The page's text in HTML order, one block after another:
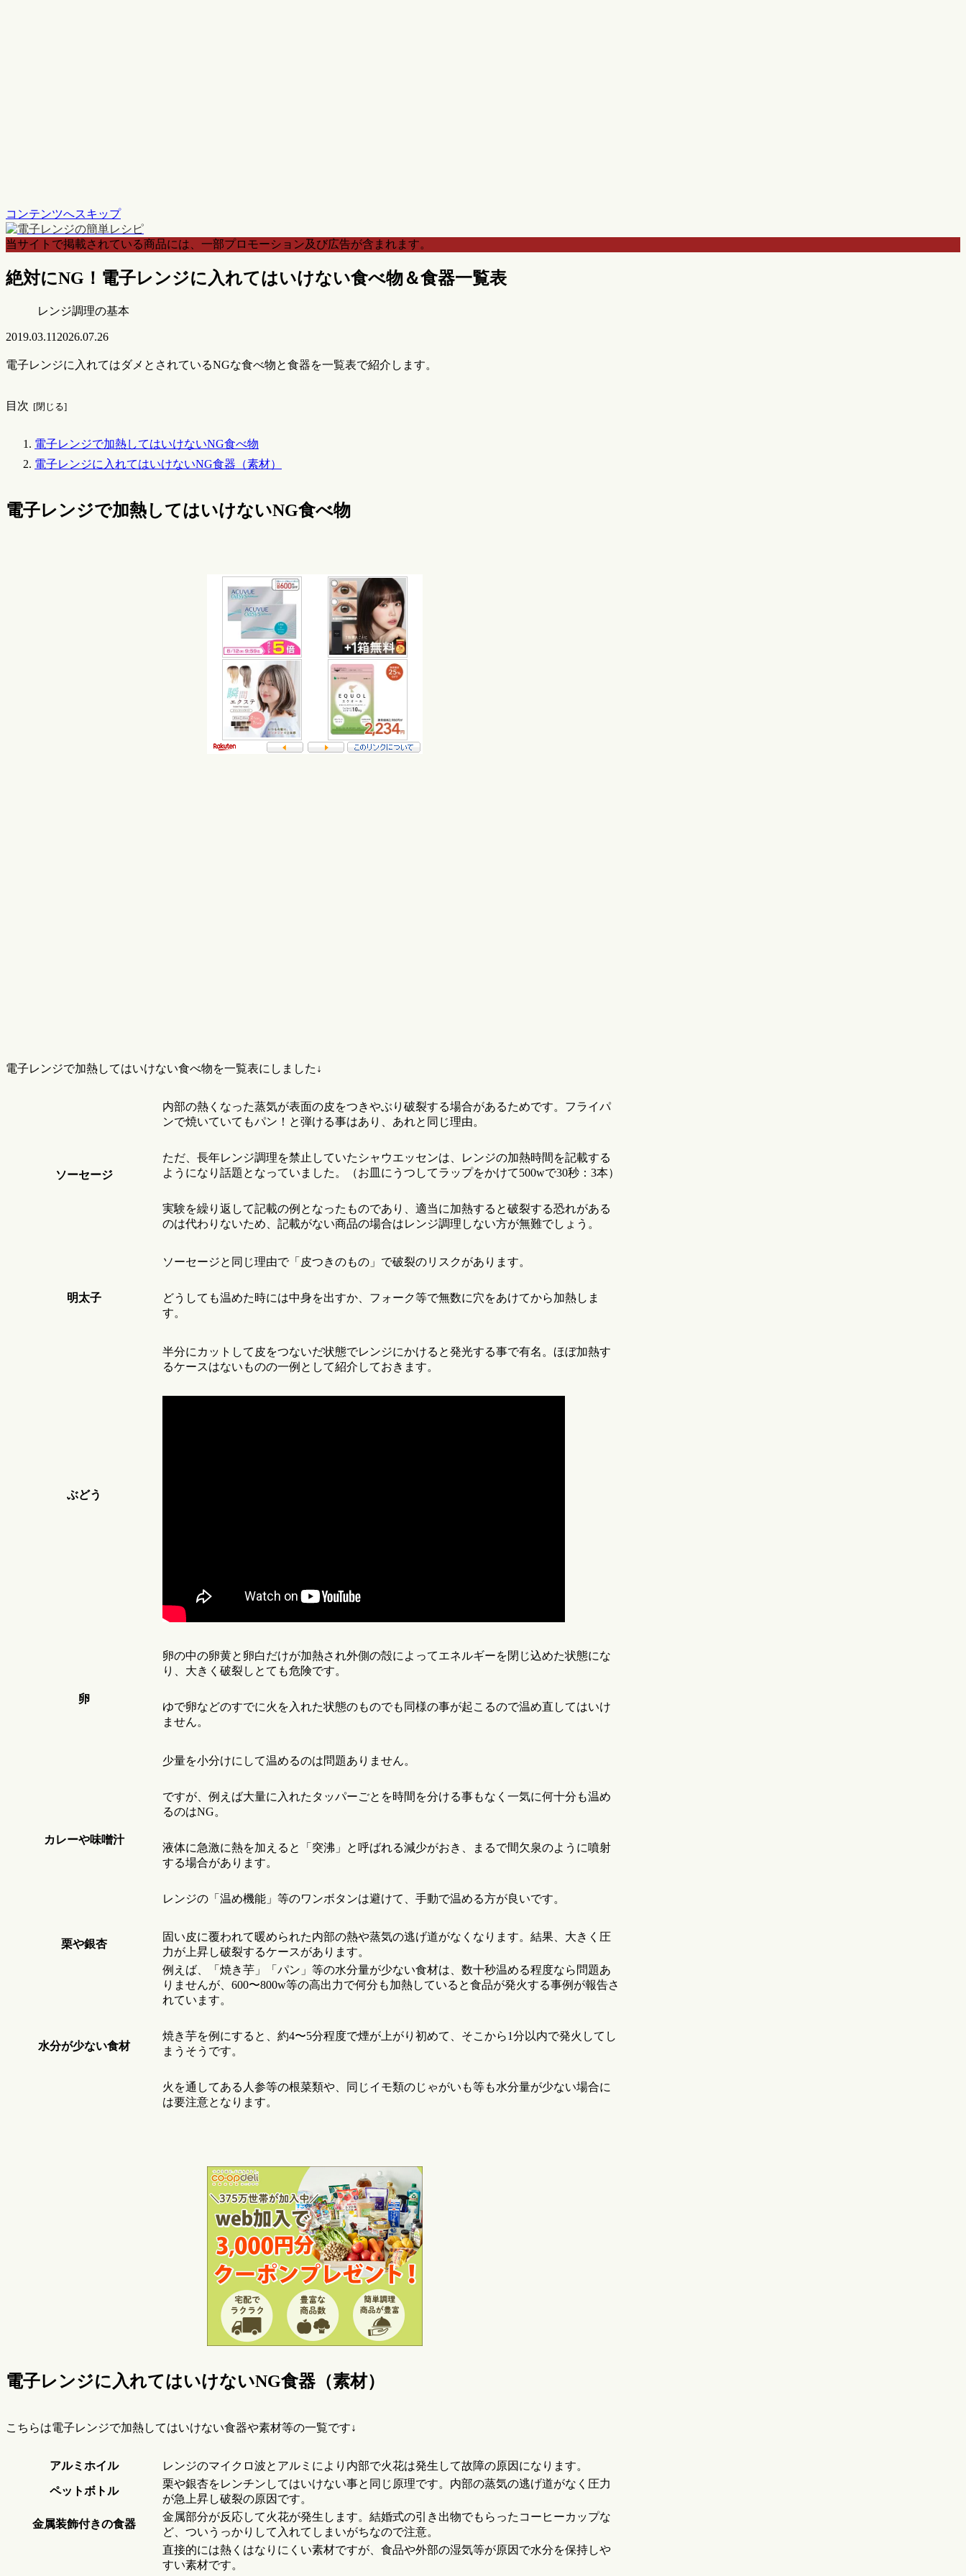
コンテンツへスキップ
当サイトで掲載されている商品には、一部プロモーション及び広告が含まれます。
絶対にNG！電子レンジに入れてはいけない食べ物＆食器一覧表
レンジ調理の基本
2019.03.11 2026.07.26
電子レンジに入れてはダメとされているNGな食べ物と食器を一覧表で紹介します。
目次
電子レンジで加熱してはいけないNG食べ物
電子レンジに入れてはいけないNG食器（素材）
電子レンジで加熱してはいけないNG食べ物
電子レンジで加熱してはいけない食べ物を一覧表にしました↓
ソーセージ
内部の熱くなった蒸気が表面の皮をつきやぶり破裂する場合があるためです。フライパ
ンで焼いていてもパン！と弾ける事はあり、あれと同じ理由。
ただ、長年レンジ調理を禁止していたシャウエッセンは、レンジの加熱時間を記載する
ようになり話題となっていました。（お皿にうつしてラップをかけて500wで30秒：3本）
実験を繰り返して記載の例となったものであり、適当に加熱すると破裂する恐れがある
のは代わりないため、記載がない商品の場合はレンジ調理しない方が無難でしょう。
明太子
ソーセージと同じ理由で「皮つきのもの」で破裂のリスクがあります。
どうしても温めた時には中身を出すか、フォーク等で無数に穴をあけてから加熱しま
す。
ぶどう
半分にカットして皮をつないだ状態でレンジにかけると発光する事で有名。ほぼ加熱す
るケースはないものの一例として紹介しておきます。
卵
卵の中の卵黄と卵白だけが加熱され外側の殻によってエネルギーを閉じ込めた状態にな
り、大きく破裂しとても危険です。
ゆで卵などのすでに火を入れた状態のものでも同様の事が起こるので温め直してはいけ
ません。
カレーや味噌汁
少量を小分けにして温めるのは問題ありません。
ですが、例えば大量に入れたタッパーごとを時間を分ける事もなく一気に何十分も温め
るのはNG。
液体に急激に熱を加えると「突沸」と呼ばれる減少がおき、まるで間欠泉のように噴射
する場合があります。
レンジの「温め機能」等のワンボタンは避けて、手動で温める方が良いです。
栗や銀杏
固い皮に覆われて暖められた内部の熱や蒸気の逃げ道がなくなります。結果、大きく圧
力が上昇し破裂するケースがあります。
水分が少ない食材
例えば、「焼き芋」「パン」等の水分量が少ない食材は、数十秒温める程度なら問題あ
りませんが、600〜800w等の高出力で何分も加熱していると食品が発火する事例が報告さ
れています。
焼き芋を例にすると、約4〜5分程度で煙が上がり初めて、そこから1分以内で発火してし
まうそうです。
火を通してある人参等の根菜類や、同じイモ類のじゃがいも等も水分量が少ない場合に
は要注意となります。
電子レンジに入れてはいけないNG食器（素材）
こちらは電子レンジで加熱してはいけない食器や素材等の一覧です↓
アルミホイル レンジのマイクロ波とアルミにより内部で火花は発生して故障の原因になります。
ペットボトル
栗や銀杏をレンチンしてはいけない事と同じ原理です。内部の蒸気の逃げ道がなく圧力
が急上昇し破裂の原因です。
金属装飾付きの食器
金属部分が反応して火花が発生します。結婚式の引き出物でもらったコーヒーカップな
ど、ついうっかりして入れてしまいがちなので注意。
直接的には熱くはなりにくい素材ですが、食品や外部の湿気等が原因で水分を保持しや
すい素材です。